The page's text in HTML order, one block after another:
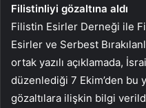
Filistinliyi gözaltına aldı
Filistin Esirler Derneği ile
Esirler ve Serbest
ortak yazılı açıklamada,
düzenlediği 7 Ekim’den bu
gözaltılara ilişkin bilgi